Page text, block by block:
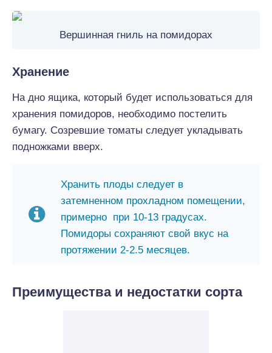
Вершинная гниль на помидорах
Хранение
На дно ящика, который будет использоваться для
хранения помидоров, необходимо постелить
бумагу. Созревшие томаты следует укладывать
подножками вверх.
Хранить плоды следует в
затемненном прохладном помещении,
примерно при 10-13 градусах.
Помидоры сохраняют свой вкус на
протяжении 2-2.5 месяцев.
Преимущества и недостатки сорта